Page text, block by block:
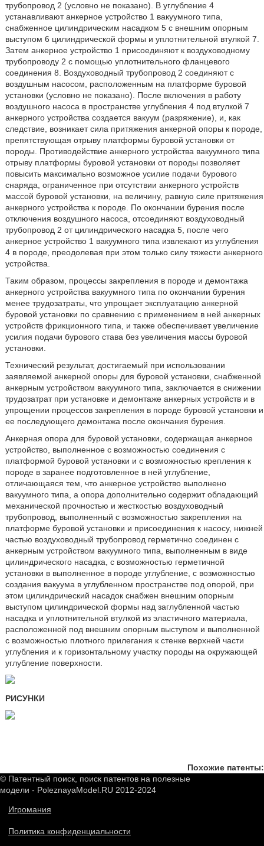
трубопровод 2 (условно не показано). В углубление 4
устанавливают анкерное устройство 1 вакуумного типа,
снабженное цилиндрическим насадком 5 с внешним опорным
выступом 6 цилиндрической формы и уплотнительной втулкой 7.
Затем анкерное устройство 1 присоединяют к воздуховодному
трубопроводу 2 с помощью уплотнительного фланцевого
соединения 8. Воздуховодный трубопровод 2 соединяют с
воздушным насосом, расположенным на платформе буровой
установки (условно не показано). После включения в работу
воздушного насоса в пространстве углубления 4 под втулкой 7
анкерного устройства создается вакуум (разряжение), и, как
следствие, возникает сила притяжения анкерной опоры к породе,
препятствующая отрыву платформы буровой установки от
породы. Противодействие анкерного устройства вакуумного типа
отрыву платформы буровой установки от породы позволяет
повысить максимально возможное усилие подачи бурового
снаряда, ограниченное при отсутствии анкерного устройств
массой буровой установки, на величину, равную силе притяжения
анкерного устройства к породе. По окончании бурения после
отключения воздушного насоса, отсоединяют воздуховодный
трубопровод 2 от цилиндрического насадка 5, после чего
анкерное устройство 1 вакуумного типа извлекают из углубления
4 в породе, преодолевая при этом только силу тяжести анкерного
устройства.
Таким образом, процессы закрепления в породе и демонтажа
анкерного устройства вакуумного типа по окончании бурения
менее трудозатраты, что упрощает эксплуатацию анкерной
буровой установки по сравнению с применением в ней анкерных
устройств фрикционного типа, и также обеспечивает увеличение
усилия подачи бурового става без увеличения массы буровой
установки.
Технический результат, достигаемый при использовании
заявляемой анкерной опоры для буровой установки, снабженной
анкерным устройством вакуумного типа, заключается в снижении
трудозатрат при установке и демонтаже анкерных устройств и в
упрощении процессов закрепления в породе буровой установки и
ее последующего демонтажа после окончания бурения.
Анкерная опора для буровой установки, содержащая анкерное
устройство, выполненное с возможностью соединения с
платформой буровой установки и с возможностью крепления к
породе в заранее подготовленное в ней углубление,
отличающаяся тем, что анкерное устройство выполнено
вакуумного типа, а опора дополнительно содержит обладающий
механической прочностью и жесткостью воздуховодный
трубопровод, выполненный с возможностью закрепления на
платформе буровой установки и присоединения к насосу, нижней
частью воздуховодный трубопровод герметично соединен с
анкерным устройством вакуумного типа, выполненным в виде
цилиндрического насадка, с возможностью герметичной
установки в выполненное в породе углубление, с возможностью
создания вакуума в углубленном пространстве под опорой, при
этом цилиндрический насадок снабжен внешним опорным
выступом цилиндрической формы над заглубленной частью
насадка и уплотнительной втулкой из эластичного материала,
расположенной под внешним опорным выступом и выполненной
с возможностью плотного прилегания к стенке верхней части
углубления и к горизонтальному участку породы на окружающей
углубление поверхности.
РИСУНКИ
Похожие патенты:
© Патентный поиск, поиск патентов на полезные
модели - PoleznayaModel.RU 2012-2024
Игромания
Политика конфиденциальности